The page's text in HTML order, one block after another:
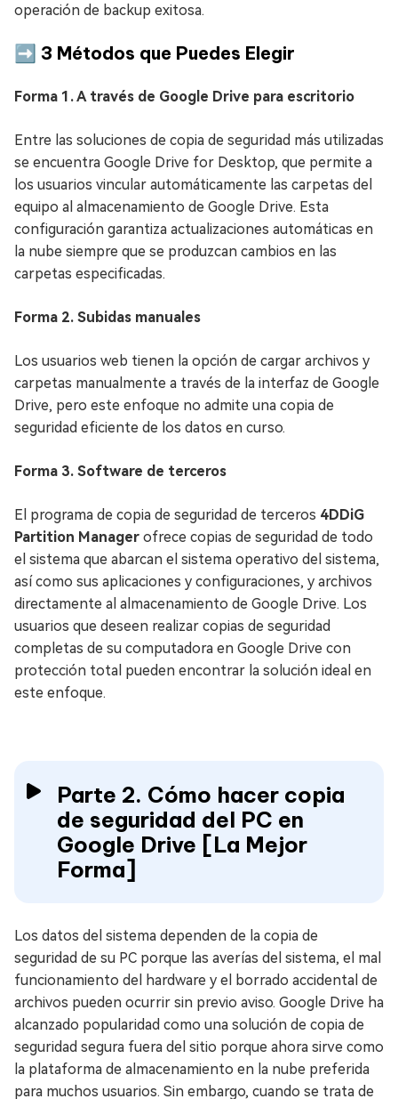
operación de backup exitosa.
➡️ 3 Métodos que Puedes Elegir
Forma 1. A través de Google Drive para escritorio
Entre las soluciones de copia de seguridad más utilizadas
se encuentra Google Drive for Desktop, que permite a
los usuarios vincular automáticamente las carpetas del
equipo al almacenamiento de Google Drive. Esta
configuración garantiza actualizaciones automáticas en
la nube siempre que se produzcan cambios en las
carpetas especificadas.
Forma 2. Subidas manuales
Los usuarios web tienen la opción de cargar archivos y
carpetas manualmente a través de la interfaz de Google
Drive, pero este enfoque no admite una copia de
seguridad eficiente de los datos en curso.
Forma 3. Software de terceros
El programa de copia de seguridad de terceros 4DDiG
Partition Manager ofrece copias de seguridad de todo
el sistema que abarcan el sistema operativo del sistema,
así como sus aplicaciones y configuraciones, y archivos
directamente al almacenamiento de Google Drive. Los
usuarios que deseen realizar copias de seguridad
completas de su computadora en Google Drive con
protección total pueden encontrar la solución ideal en
este enfoque.
Parte 2. Cómo hacer copia
de seguridad del PC en
Google Drive [La Mejor
Forma]
Los datos del sistema dependen de la copia de
seguridad de su PC porque las averías del sistema, el mal
funcionamiento del hardware y el borrado accidental de
archivos pueden ocurrir sin previo aviso. Google Drive ha
alcanzado popularidad como una solución de copia de
seguridad segura fuera del sitio porque ahora sirve como
la plataforma de almacenamiento en la nube preferida
para muchos usuarios. Sin embargo, cuando se trata de